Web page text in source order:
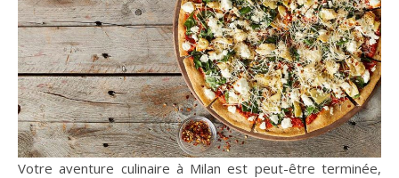
Votre aventure culinaire à Milan est peut-être terminée,